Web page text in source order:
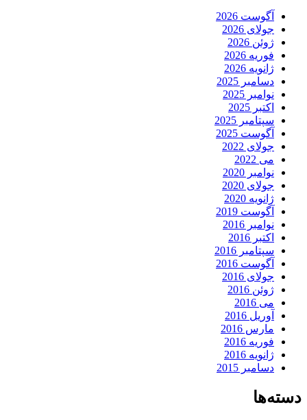
آگوست 2026
جولای 2026
ژوئن 2026
فوریه 2026
ژانویه 2026
دسامبر 2025
نوامبر 2025
اکتبر 2025
سپتامبر 2025
آگوست 2025
جولای 2022
می 2022
نوامبر 2020
جولای 2020
ژانویه 2020
آگوست 2019
نوامبر 2016
اکتبر 2016
سپتامبر 2016
آگوست 2016
جولای 2016
ژوئن 2016
می 2016
آوریل 2016
مارس 2016
فوریه 2016
ژانویه 2016
دسامبر 2015
دسته‌ها